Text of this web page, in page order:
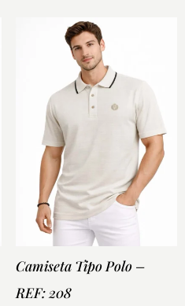
Camiseta Tipo Polo –
REF: 208